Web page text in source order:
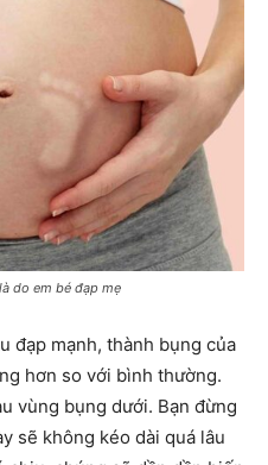
do em bé đạp mẹ
đạp mạnh, thành bụng của
hơn so với bình thường.
vùng bụng dưới. Bạn đừng
sẽ không kéo dài quá lâu